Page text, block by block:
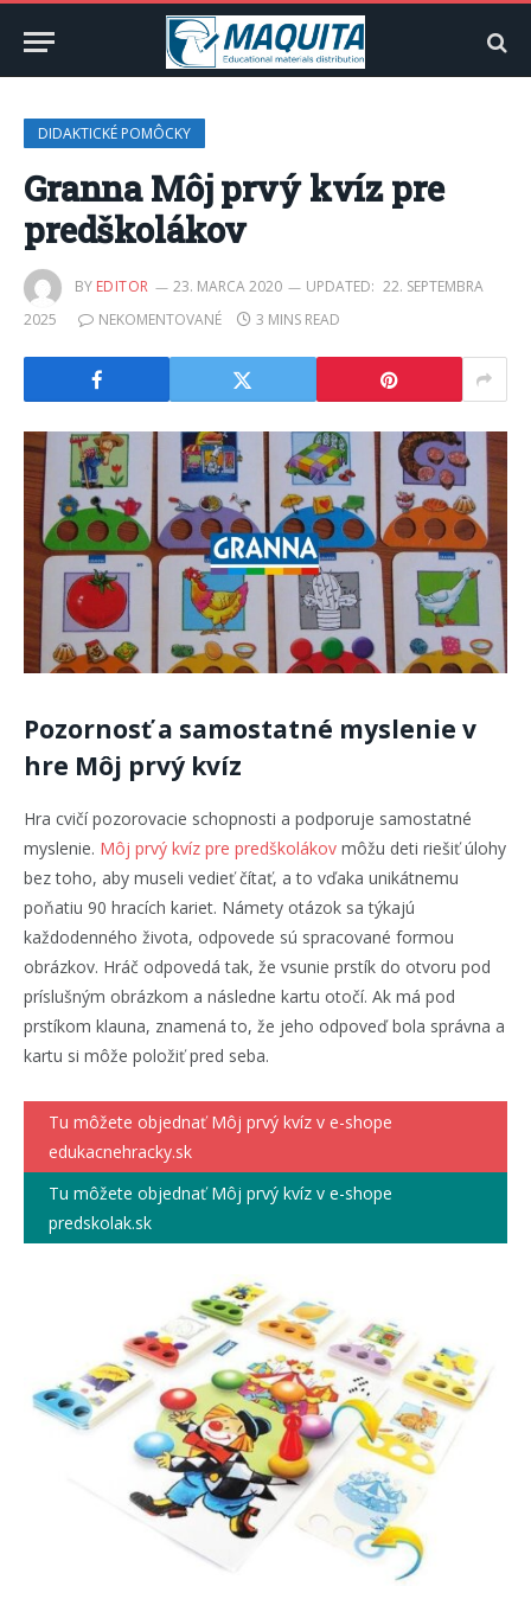
DIDAKTICKÉ POMÔCKY
Granna Môj prvý kvíz pre
predškolákov
BY EDITOR 23. MARCA 2020 UPDATED: 22. SEPTEMBRA
2025
NEKOMENTOVANÉ 3 MINS READ
Pozornosť a samostatné myslenie v
hre Môj prvý kvíz
Hra cvičí pozorovacie schopnosti a podporuje samostatné
myslenie. Môj prvý kvíz pre predškolákov môžu deti riešiť úlohy
bez toho, aby museli vedieť čítať, a to vďaka unikátnemu
poňatiu 90 hracích kariet. Námety otázok sa týkajú
každodenného života, odpovede sú spracované formou
obrázkov. Hráč odpovedá tak, že vsunie prstík do otvoru pod
príslušným obrázkom a následne kartu otočí. Ak má pod
prstíkom klauna, znamená to, že jeho odpoveď bola správna a
kartu si môže položiť pred seba.
Tu môžete objednať Môj prvý kvíz v e-shope
edukacnehracky.sk
Tu môžete objednať Môj prvý kvíz v e-shope
predskolak.sk